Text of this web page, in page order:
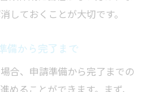
しておくことが大切です。
備から完了まで
合、申請準備から完了までの